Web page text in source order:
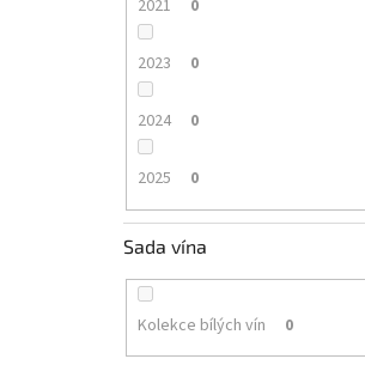
2021 0
2023 0
2024 0
2025 0
Sada vína
Kolekce bílých vín 0